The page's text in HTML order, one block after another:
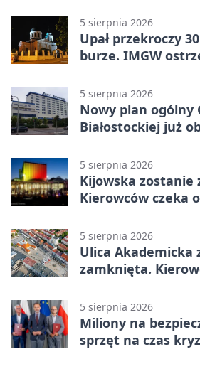
5 sierpnia 2026
Upał przekroczy
burze. IMGW
5 sierpnia 2026
Nowy plan ogólny
Białostockiej już
5 sierpnia 2026
Kijowska zostanie
Kierowców czeka
5 sierpnia 2026
Ulica Akademicka
zamknięta.
5 sierpnia 2026
Miliony na
sprzęt na czas